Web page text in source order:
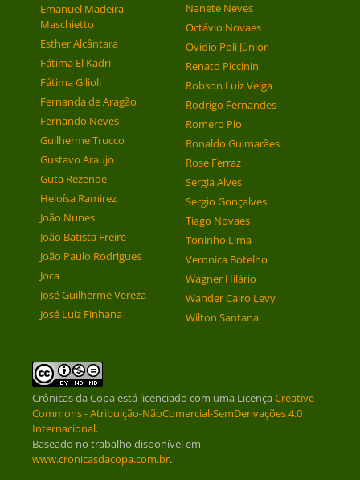
Emanuel Madeira
Maschietto
Esther Alcântara
Fátima El Kadri
Fátima Gilioli
Fernanda de Aragão
Fernando Neves
Guilherme Trucco
Gustavo Araujo
Guta Rezende
Heloísa Ramirez
João Nunes
João Batista Freire
João Paulo Rodrigues
Joca
José Guilherme Vereza
José Luiz Finhana
Nanete Neves
Octávio Novaes
Ovídio Poli Júnior
Renato Piccinin
Robson Luiz Veiga
Rodrigo Fernandes
Romero Pio
Ronaldo Guimarães
Rose Ferraz
Sergia Alves
Sergio Gonçalves
Tiago Novaes
Toninho Lima
Veronica Botelho
Wagner Hilário
Wander Cairo Levy
Wilton Santana
Crônicas da Copaestá licenciado com uma LicençaCreative
Commons - Atribuição-NãoComercial-SemDerivações 4.0
Internacional.
Baseado no trabalho disponível em
www.cronicasdacopa.com.br.